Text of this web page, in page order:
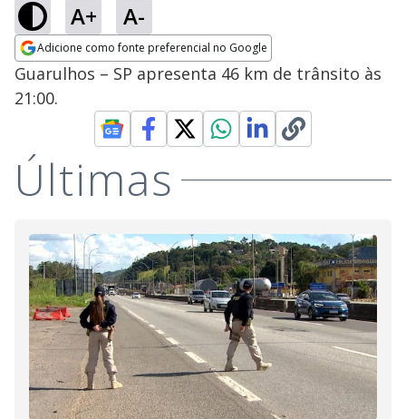
A+ A-
Adicione como fonte preferencial no Google
Opens in new window
Guarulhos – SP apresenta 46 km de trânsito às
21:00.
Últimas